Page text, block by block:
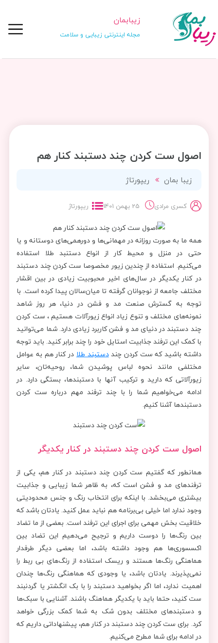
زیبابمان
مجله اینترنتی زیبایی و سلامت
اصول ست کردن چند دستبند کنار هم
زیبا بمان ریپورتاژ
کسری مرادی 25 بهمن 1401 ریپورتاژ
همه ما به صورت روزانه در مهمانی‌ها و دورهمی‌های دوستانه و یا
حتی در منزل و محیط کار از انواع دستنبد طلا استفاده
می‌کنیم. استفاده از چندین زیور مخصوصا ست کردن چند دستبند
در کنار یکدیگر در سال‌های اخیر محبوبیت زیادی در بین اقشار
مختلف جامعه از نوجوانان گرفته تا میان‌سالان پیدا کرده است. با
توجه به گسترش صنعت مد و فشن در دنیا، هر روز شاهد
نمونه‌های مختلف و تنوع زیاد انواع زیورآلات هستیم ، ست کردن
چند دستبند در دنیای مد و فشن کاربرد زیادی دارد. شما می‌توانید
با کمک این ترفند جذابیت استایل خود را چند برابر کنید. باید توجه
داشته باشید که ست کردن چنددستبند طلادر کنار هم به عوامل
مختلفی مانند نحوه لباس پوشیدن شما، روحیه‌تان، سایر
زیورآلاتی که دارید و ترکیب آن‎ها با دستبندها، بستگی دارد. در
ادامه می‌خواهیم شما را با چند ترفند مهم درباره ست کردن
دستبندها آشنا کنیم.
اصول ست کردن چند دستبند در کنار یکدیگر
همانطور که گفتیم ست کردن چند دستبند در کنار هم، یکی از
ترفندهای مد و فشن است که، به ظاهر شما زیبایی و جذابیت
بیشتری می‌بخشد. با اینکه برای انتخاب رنگ و جنس محدودیتی
وجود ندارد اما خیلی بی‌برنامه هم نباید عمل کنید. یادتان باشد که
خلاقیت بخش مهمی برای اجرای این ترفند است. بعضی از ما تضاد
بین رنگ‌ها را دوست داریم و ترجیح می‌دهیم این تضاد بین
اکسسوری‌ها هم وجود داشته باشد، اما بعضی دیگر طرفدار
هماهنگی رنگ‌ها هستند و ریسک استفاده از رنگ‌های بی ربط را
نمی‌پذیرند. یادتان باشد، یا وجودی که هماهنگی رنگ‌ها چندان
اهمیت ندارد، اما اگر بخواهید دستبند را با بک انگشتر یا گردنبند
ست کنید، حتما باید با یکدیگر هماهنگ باشند. آشنایی با سبک‌ها
و دستبند‌های مختلف بدون شک به شما کمک بزرگی خواهد
کرد. برای ست کردن چند دستبند در کنار هم، پیشنهاداتی داریم که
در ادامه برای شما مطرح می‌کنیم.